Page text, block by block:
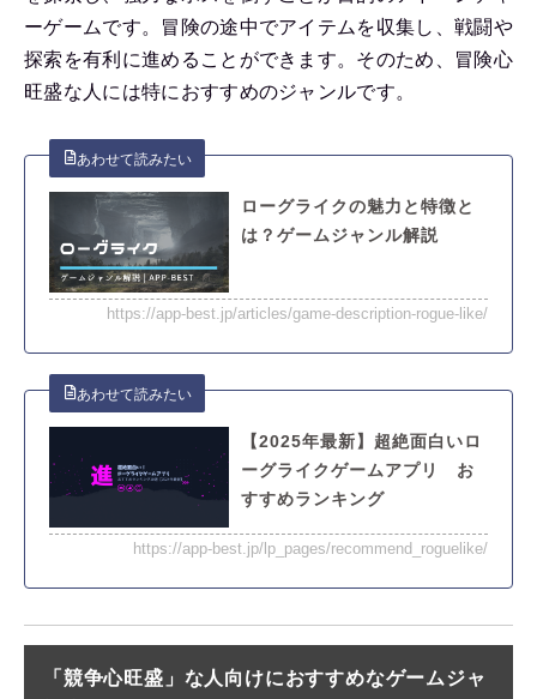
ーゲームです。冒険の途中でアイテムを収集し、戦闘や
探索を有利に進めることができます。そのため、冒険心
旺盛な人には特におすすめのジャンルです。
ローグライクの魅力と特徴と
は？ゲームジャンル解説
https://app-best.jp/articles/game-description-rogue-like/
【2025年最新】超絶面白いロ
ーグライクゲームアプリ お
すすめランキング
https://app-best.jp/lp_pages/recommend_roguelike/
「競争心旺盛」な人向けにおすすめなゲームジャ